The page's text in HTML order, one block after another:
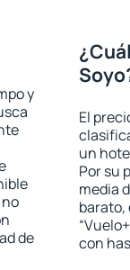
y
de
El
un
Por su
media
barato,
con